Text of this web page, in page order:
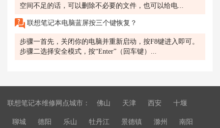
空间不足的话，可以删除不必要的文件，也可以给电...
联想笔记本电脑蓝屏按三个键恢复？
步骤一首先，关闭你的电脑并重新启动，按F8键进入即可。
步骤二选择安全模式，按“Enter”（回车键）...
联想笔记本维修网点城市： 佛山 天津 西安 十堰
聊城 德阳 乐山 牡丹江 景德镇 滁州 南阳